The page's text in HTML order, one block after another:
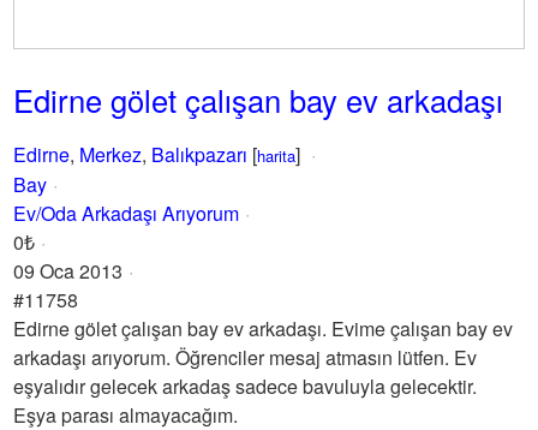
Edirne gölet çalışan bay ev arkadaşı
Edirne, Merkez, Balıkpazarı [harita]
Bay
Ev/Oda Arkadaşı Arıyorum
0₺
09 Oca 2013
#11758
Edirne gölet çalışan bay ev arkadaşı. Evime çalışan bay ev
arkadaşı arıyorum. Öğrenciler mesaj atmasın lütfen. Ev
eşyalıdır gelecek arkadaş sadece bavuluyla gelecektir.
Eşya parası almayacağım.